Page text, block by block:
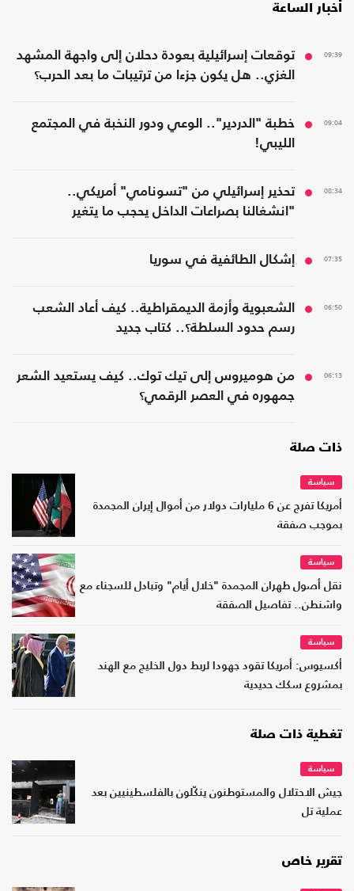
أخبار الساعة
09:39
توقعات إسرائيلية بعودة دحلان إلى واجهة المشهد
الغزي.. هل يكون جزءا من ترتيبات ما بعد الحرب؟
09:04
خطبة "الدردير".. الوعي ودور النخبة في المجتمع
الليبي!
08:34
تحذير إسرائيلي من "تسونامي" أمريكي..
"انشغالنا بصراعات الداخل يحجب ما يتغير
07:35 إشكال الطائفية في سوريا
06:50
الشعبوية وأزمة الديمقراطية.. كيف أعاد الشعب
رسم حدود السلطة؟.. كتاب جديد
06:13
من هوميروس إلى تيك توك.. كيف يستعيد الشعر
جمهوره في العصر الرقمي؟
ذات صلة
سياسة
أمريكا تفرج عن 6 مليارات دولار من أموال إيران المجمدة
بموجب صفقة
سياسة
نقل أصول طهران المجمدة "خلال أيام" وتبادل للسجناء مع
واشنطن.. تفاصيل الصفقة
سياسة
أكسيوس: أمريكا تقود جهودا لربط دول الخليج مع الهند
بمشروع سكك حديدية
تغطية ذات صلة
سياسة
جيش الاحتلال والمستوطنون ينكّلون بالفلسطينيين بعد
عملية تل
تقرير خاص